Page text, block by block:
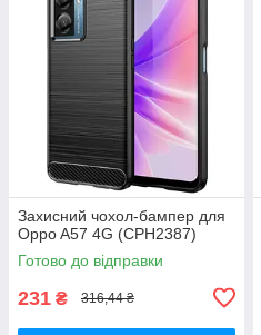
Захисний чохол-бампер для
Oppo A57 4G (CPH2387)
Готово до відправки
231 ₴ 316,44 ₴